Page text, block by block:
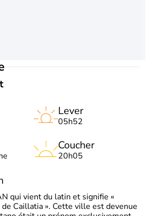
Lever
05h52
Coucher
20h05
qui vient du latin et signifie «
Caillatia ». Cette ville est devenue